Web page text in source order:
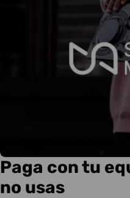
Paga con tu
no usas